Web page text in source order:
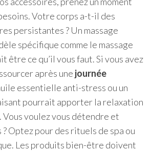
Votre corps a-t-il des
persistantes ? Un massage
spécifique comme le massage
être ce qu’il vous faut. Si vous avez
après une journée
essentielle anti-stress ou un
pourrait apporter la relaxation
Vous voulez vous détendre et
Optez pour des rituels de spa ou
Les produits bien-être doivent